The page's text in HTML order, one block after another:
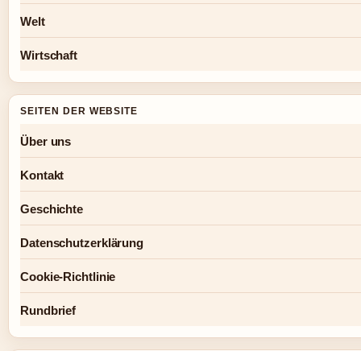
Welt
Wirtschaft
SEITEN DER WEBSITE
Über uns
Kontakt
Geschichte
Datenschutzerklärung
Cookie-Richtlinie
Rundbrief